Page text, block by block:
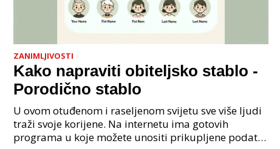
ZANIMLJIVOSTI
Kako napraviti obiteljsko stablo -
Porodično stablo
U ovom otuđenom i raseljenom svijetu sve više ljudi
traži svoje korijene. Na internetu ima gotovih
programa u koje možete unositi prikupljene podatke